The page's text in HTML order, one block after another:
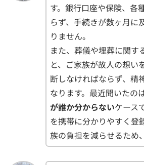
す。銀行口座や保険、各
らず、手続きが数ヶ月に
りません。
また、葬儀や埋葬に関す
と、ご家族が故人の想い
断しなければならず、精
なります。最近聞いたのは
が誰か分からないケース
を携帯に分かりやすく登
族の負担を減らせるため